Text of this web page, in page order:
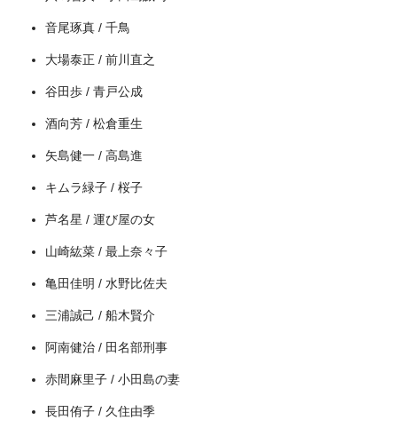
音尾琢真 / 千鳥
大場泰正 / 前川直之
谷田歩 / 青戸公成
酒向芳 / 松倉重生
矢島健一 / 高島進
キムラ緑子 / 桜子
芦名星 / 運び屋の女
山崎紘菜 / 最上奈々子
亀田佳明 / 水野比佐夫
三浦誠己 / 船木賢介
阿南健治 / 田名部刑事
赤間麻里子 / 小田島の妻
長田侑子 / 久住由季